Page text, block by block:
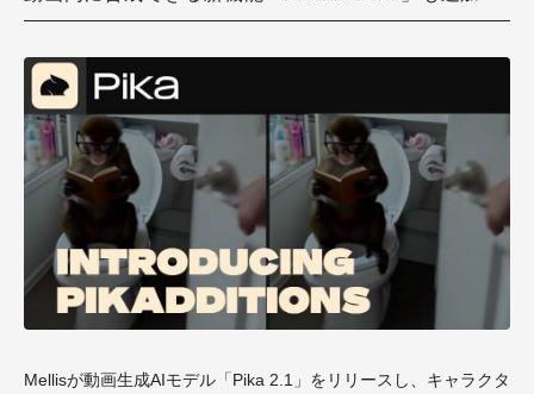
Mellisが動画生成AIモデル「Pika 2.1」をリリースし、キャラクタ